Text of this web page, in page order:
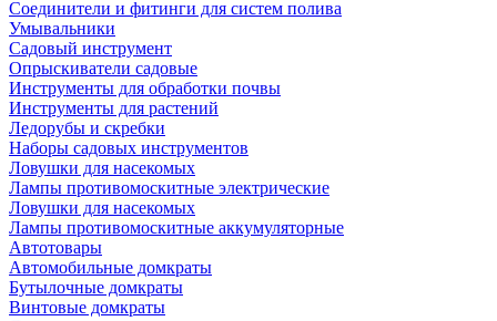
Соединители и фитинги для систем полива
Умывальники
Садовый инструмент
Опрыскиватели садовые
Инструменты для обработки почвы
Инструменты для растений
Ледорубы и скребки
Наборы садовых инструментов
Ловушки для насекомых
Лампы противомоскитные электрические
Ловушки для насекомых
Лампы противомоскитные аккумуляторные
Автотовары
Автомобильные домкраты
Бутылочные домкраты
Винтовые домкраты